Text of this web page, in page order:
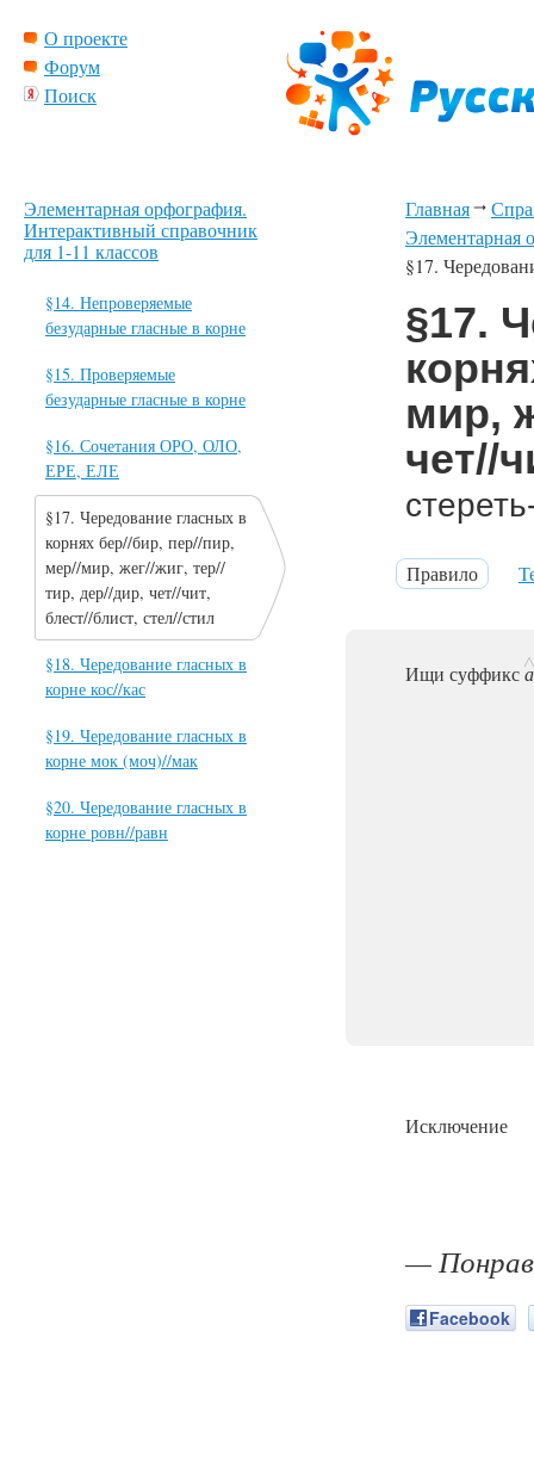
О проекте
Форум
Поиск
Главная
Элементарная
§17.
§17.
мир,
чет//
Правило
Ищи суффикса
Исключение
—
Facebook
Элементарная орфография.
Интерактивный справочник
для 1-11 классов
§14. Непроверяемые
безударные гласные в корне
§15. Проверяемые
безударные гласные в корне
§16. Сочетания ОРО, ОЛО,
ЕРЕ, ЕЛЕ
§17. Чередование гласных в
корнях бер//бир, пер//пир,
мер//мир, жег//жиг, тер//
тир, дер//дир, чет//чит,
блест//блист, стел//стил
§18. Чередование гласных в
корне кос//кас
§19. Чередование гласных в
корне мок (моч)//мак
§20. Чередование гласных в
корне ровн//равн